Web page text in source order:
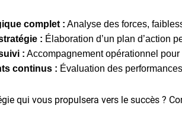
complet : Analyse des forces,
: Élaboration d’un plan d’action
: Accompagnement opérationnel
continus : Évaluation des
qui vous propulsera vers le succès ?